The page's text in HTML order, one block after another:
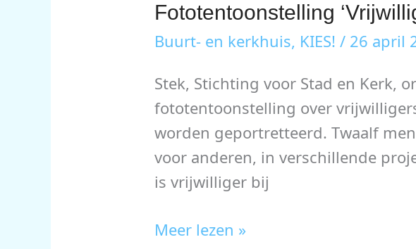
Fototentoonstelling
Buurt- en kerkhuis, KIES! / 26 april
Stek, Stichting voor Stad en Kerk,
fototentoonstelling over
worden geportretteerd. Twaalf
voor anderen, in verschillende
is vrijwilliger bij
Fototentoonstelling
Meer lezen »